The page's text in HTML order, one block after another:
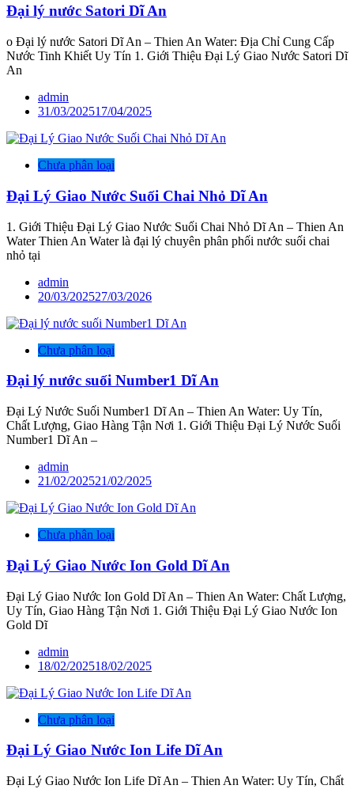
Đại lý nước Satori Dĩ An
o Đại lý nước Satori Dĩ An – Thien An Water: Địa Chỉ Cung Cấp
Nước Tinh Khiết Uy Tín 1. Giới Thiệu Đại Lý Giao Nước Satori Dĩ
An
admin
31/03/202517/04/2025
Chưa phân loại
Đại Lý Giao Nước Suối Chai Nhỏ Dĩ An
1. Giới Thiệu Đại Lý Giao Nước Suối Chai Nhỏ Dĩ An – Thien An
Water Thien An Water là đại lý chuyên phân phối nước suối chai
nhỏ tại
admin
20/03/202527/03/2026
Chưa phân loại
Đại lý nước suối Number1 Dĩ An
Đại Lý Nước Suối Number1 Dĩ An – Thien An Water: Uy Tín,
Chất Lượng, Giao Hàng Tận Nơi 1. Giới Thiệu Đại Lý Nước Suối
Number1 Dĩ An –
admin
21/02/202521/02/2025
Chưa phân loại
Đại Lý Giao Nước Ion Gold Dĩ An
Đại Lý Giao Nước Ion Gold Dĩ An – Thien An Water: Chất Lượng,
Uy Tín, Giao Hàng Tận Nơi 1. Giới Thiệu Đại Lý Giao Nước Ion
Gold Dĩ
admin
18/02/202518/02/2025
Chưa phân loại
Đại Lý Giao Nước Ion Life Dĩ An
Đại Lý Giao Nước Ion Life Dĩ An – Thien An Water: Uy Tín, Chất